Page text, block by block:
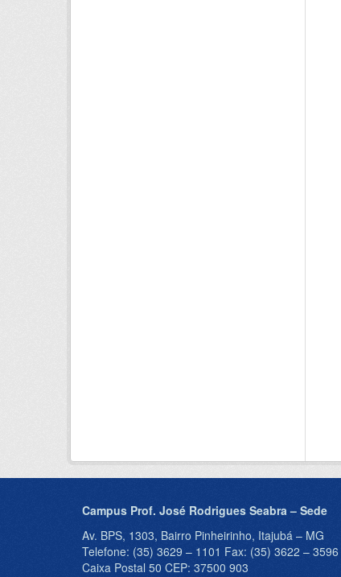
Campus Prof. José Rodrigues Seabra – Sede
Av. BPS, 1303, Bairro Pinheirinho, Itajubá – MG
Telefone: (35) 3629 – 1101 Fax: (35) 3622 – 3596
Caixa Postal 50 CEP: 37500 903